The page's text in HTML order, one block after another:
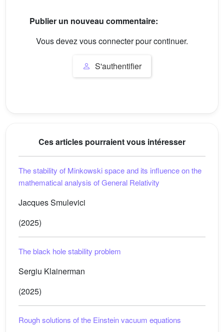
Publier un nouveau commentaire:
Vous devez vous connecter pour continuer.
S'authentifier
Ces articles pourraient vous intéresser
The stability of Minkowski space and its influence on the
mathematical analysis of General Relativity
Jacques Smulevici
(2025)
The black hole stability problem
Sergiu Klainerman
(2025)
Rough solutions of the Einstein vacuum equations